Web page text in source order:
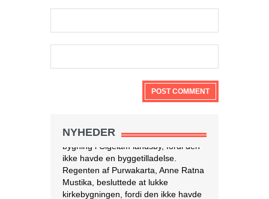
NYHEDER
Israel tester dronelevering af blod og
andre kritiske medicinske forsyninger
I krigs- og katastrofetider
kan droner være den